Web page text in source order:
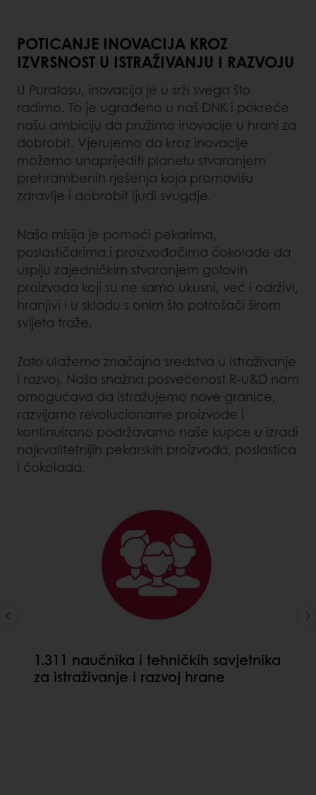
POTICANJE INOVACIJA KROZ
IZVRSNOST U ISTRAŽIVANJU I RAZVOJU
U Puratosu, inovacija je u srži svega što
radimo. To je ugrađeno u naš DNK i pokreće
našu ambiciju da pružimo inovacije u hrani za
dobrobit. Vjerujemo da kroz inovacije
možemo unaprijediti planetu stvaranjem
prehrambenih rješenja koja promovišu
zdravlje i dobrobit ljudi svugdje.
Naša misija je pomoći pekarima,
poslastičarima i proizvođačima čokolade da
uspiju zajedničkim stvaranjem gotovih
proizvoda koji su ne samo ukusni, već i održivi,
hranjivi i u skladu s onim što potrošači širom
svijeta traže.
Zato ulažemo značajna sredstva u istraživanje
i razvoj. Naša snažna posvećenost R-u&D nam
omogućava da istražujemo nove granice,
razvijamo revolucionarne proizvode i
kontinuirano podržavamo naše kupce u izradi
najkvalitetnijih pekarskih proizvoda, poslastica
i čokolada.
1.311 naučnika i tehničkih savjetnika
za istraživanje i razvoj hrane